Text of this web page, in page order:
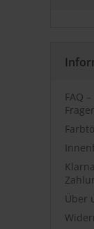
FAQ
Klarna
Über